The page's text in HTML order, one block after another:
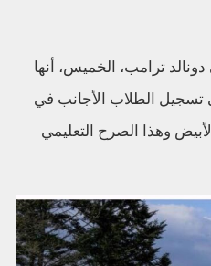
ترامب، الخميس، أنها
تسجيل الطلاب الأجانب في
وهذا الصرح التعليمي